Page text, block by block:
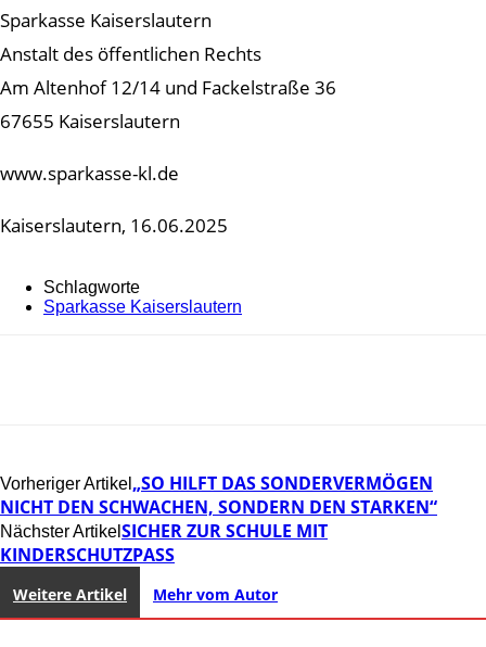
Sparkasse Kaiserslautern
Anstalt des öffentlichen Rechts
Am Altenhof 12/14 und Fackelstraße 36
67655 Kaiserslautern
www.sparkasse-kl.de
Kaiserslautern, 16.06.2025
Schlagworte
Sparkasse Kaiserslautern
Vorheriger Artikel „SO HILFT DAS SONDERVERMÖGEN
NICHT DEN SCHWACHEN, SONDERN DEN STARKEN“
Nächster Artikel SICHER ZUR SCHULE MIT
KINDERSCHUTZPASS
Weitere Artikel Mehr vom Autor